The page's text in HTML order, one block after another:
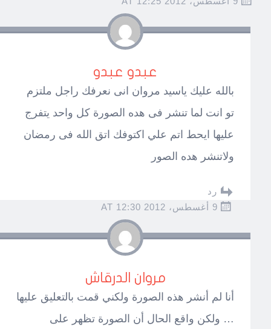
عبدو عبدو
بالله عليك ياسيد مروان انى نعرفك راجل ملتزم
تو انت لما تنشر فى هده الصورة كل واحد يتفرج
عليها ايحط اتم علي اكتوفك اتق الله فى رمضان
ولاتنشر هده الصور
رد
9 أغسطس، 2012 AT 12:30
مروان الدرقاش
أنا لم أنشر هذه الصورة ولكني قمت بالتعليق عليها
… ولكن واقع الحال أن الصورة تظهر على